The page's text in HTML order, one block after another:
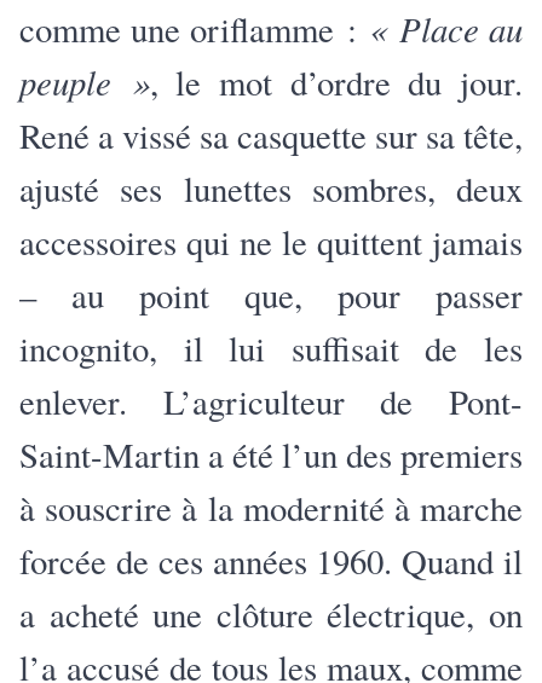
comme une oriflamme : « Place au
peuple », le mot d’ordre du jour.
René a vissé sa casquette sur sa tête,
ajusté ses lunettes sombres, deux
accessoires qui ne le quittent jamais
– au point que, pour passer
incognito, il lui suffisait de les
enlever. L’agriculteur de Pont-
Saint-Martin a été l’un des premiers
à souscrire à la modernité à marche
forcée de ces années 1960. Quand il
a acheté une clôture électrique, on
l’a accusé de tous les maux, comme